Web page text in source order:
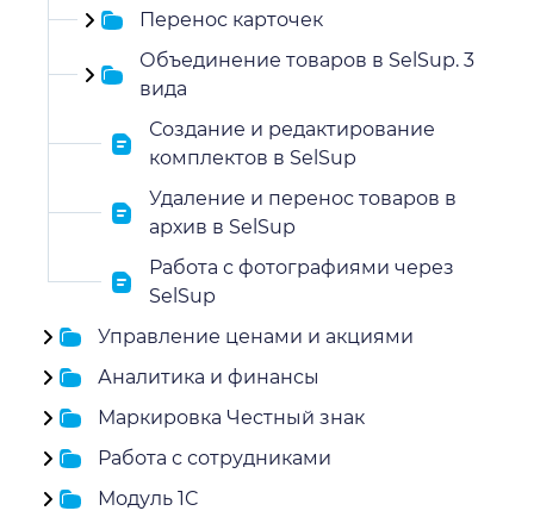
Перенос карточек
Объединение товаров в SelSup. 3
вида
Создание и редактирование
комплектов в SelSup
Удаление и перенос товаров в
архив в SelSup
Работа с фотографиями через
SelSup
Управление ценами и акциями
Аналитика и финансы
Маркировка Честный знак
Работа с сотрудниками
Модуль 1C